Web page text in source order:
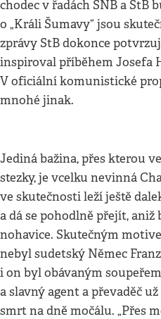
chodec v řadách SNB a StB
o „Králi Šumavy“ jsou
zprávy StB dokonce
inspiroval příběhem Josefa
V oficiální komunistické
mnohé jinak.
Jediná bažina, přes kterou
stezky, je vcelku nevinná
ve skutečnosti leží ještě
a dá se pohodlně přejít,
nohavice. Skutečným
nebyl sudetský Němec
i on byl obávaným
a slavný agent a převaděč
smrt na dně močálu. „Přes